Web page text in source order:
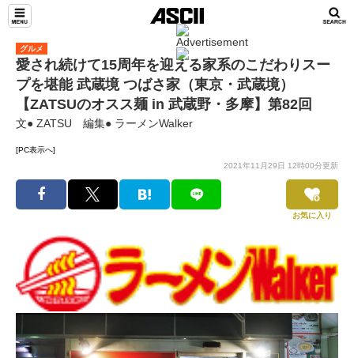
グルメ
愛され続けて15周年を迎える家系のこだわりスー
プを堪能 武蔵境 つばさ家（東京・武蔵境）
【ZATSUのオスス麺 in 武蔵野・多摩】第82回
文● ZATSU 編集● ラーメンWalker
[PC表示へ]
2021年11月29日 12時00分更新
お気に入り